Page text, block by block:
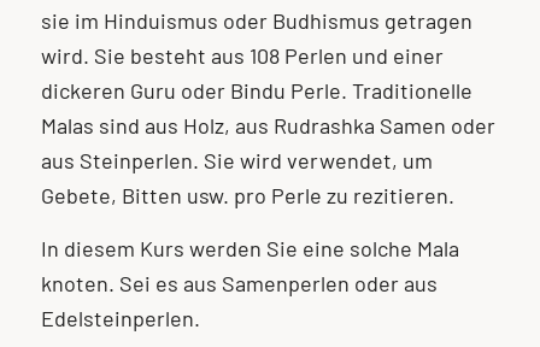
sie im Hinduismus oder Budhismus getragen
wird. Sie besteht aus 108 Perlen und einer
dickeren Guru oder Bindu Perle. Traditionelle
Malas sind aus Holz, aus Rudrashka Samen oder
aus Steinperlen. Sie wird verwendet, um
Gebete, Bitten usw. pro Perle zu rezitieren.
In diesem Kurs werden Sie eine solche Mala
knoten. Sei es aus Samenperlen oder aus
Edelsteinperlen.